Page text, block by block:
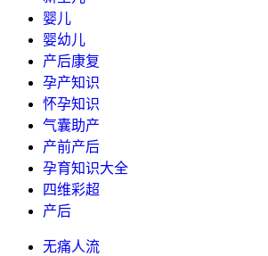
婴儿
婴幼儿
产后康复
孕产知识
怀孕知识
气囊助产
产前产后
孕育知识大全
四维彩超
产后
无痛人流